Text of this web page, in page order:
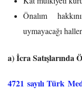
Önalım
uymayacağı haller
a) İcra Satışlarında
4721 sayılı Türk